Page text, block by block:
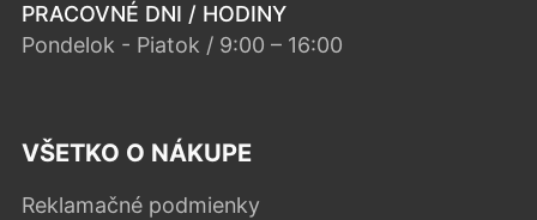
PRACOVNÉ DNI / HODINY
Pondelok - Piatok / 9:00 – 16:00
VŠETKO O NÁKUPE
Reklamačné podmienky